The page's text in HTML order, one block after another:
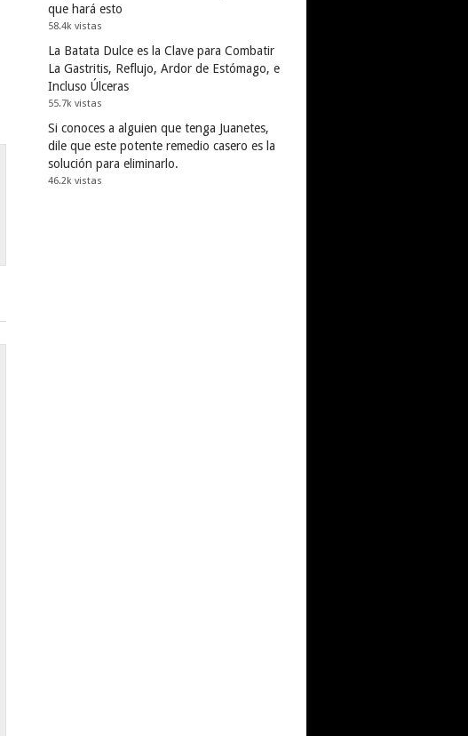
que hará esto
58.4k vistas
La Batata Dulce es la Clave para Combatir
La Gastritis, Reflujo, Ardor de Estómago, e
Incluso Úlceras
55.7k vistas
Si conoces a alguien que tenga Juanetes,
dile que este potente remedio casero es la
solución para eliminarlo.
46.2k vistas